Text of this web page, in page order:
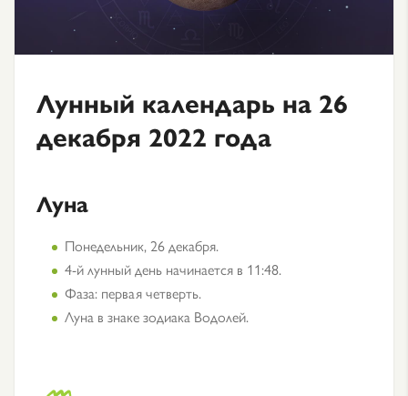
Лунный календарь на 26
декабря 2022 года
Луна
Понедельник, 26 декабря.
4-й лунный день начинается в 11:48.
Фаза: первая четверть.
Луна в знаке зодиака Водолей.